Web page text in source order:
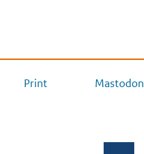
Print Mastodon